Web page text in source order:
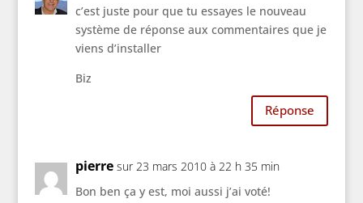
c’est juste pour que tu essayes le nouveau
système de réponse aux commentaires que je
viens d’installer
Biz
Réponse
pierre sur 23 mars 2010 à 22 h 35 min
Bon ben ça y est, moi aussi j’ai voté!